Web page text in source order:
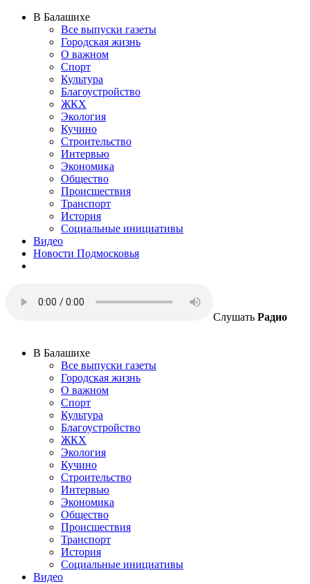
В Балашихе
Все выпуски газеты
Городская жизнь
О важном
Спорт
Культура
Благоустройство
ЖКХ
Экология
Кучино
Строительство
Интервью
Экономика
Общество
Происшествия
Транспорт
История
Социальные инициативы
Видео
Новости Подмосковья
Слушать Радио
В Балашихе
Все выпуски газеты
Городская жизнь
О важном
Спорт
Культура
Благоустройство
ЖКХ
Экология
Кучино
Строительство
Интервью
Экономика
Общество
Происшествия
Транспорт
История
Социальные инициативы
Видео